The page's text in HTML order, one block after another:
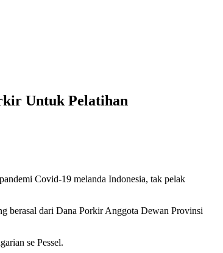
Untuk Pelatihan
Covid-19 melanda Indonesia, tak pelak
berasal dari Dana Porkir Anggota Dewan Provinsi
se Pessel.